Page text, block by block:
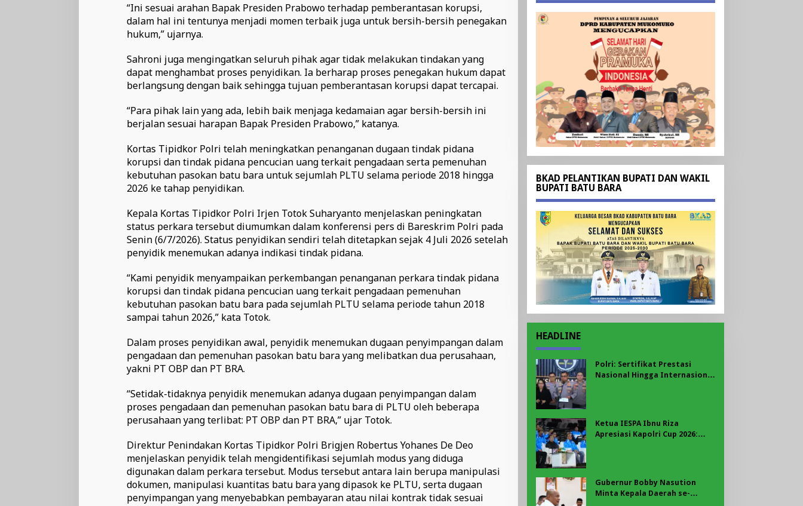
“Ini sesuai arahan Bapak Presiden Prabowo terhadap pemberantasan korupsi,
dalam hal ini tentunya menjadi momen terbaik juga untuk bersih-bersih penegakan
hukum,” ujarnya.
Sahroni juga mengingatkan seluruh pihak agar tidak melakukan tindakan yang
dapat menghambat proses penyidikan. Ia berharap proses penegakan hukum dapat
berlangsung dengan baik sehingga tujuan pemberantasan korupsi dapat tercapai.
“Para pihak lain yang ada, lebih baik menjaga kedamaian agar bersih-bersih ini
berjalan sesuai harapan Bapak Presiden Prabowo,” katanya.
Kortas Tipidkor Polri telah meningkatkan penanganan dugaan tindak pidana
korupsi dan tindak pidana pencucian uang terkait pengadaan serta pemenuhan
kebutuhan pasokan batu bara untuk sejumlah PLTU selama periode 2018 hingga
2026 ke tahap penyidikan.
Kepala Kortas Tipidkor Polri Irjen Totok Suharyanto menjelaskan peningkatan
status perkara tersebut diumumkan dalam konferensi pers di Bareskrim Polri pada
Senin (6/7/2026). Status penyidikan sendiri telah ditetapkan sejak 4 Juli 2026 setelah
penyidik menemukan adanya indikasi tindak pidana.
“Kami penyidik menyampaikan perkembangan penanganan perkara tindak pidana
korupsi dan tindak pidana pencucian uang terkait pengadaan pemenuhan
kebutuhan pasokan batu bara pada sejumlah PLTU selama periode tahun 2018
sampai tahun 2026,” kata Totok.
Dalam proses penyidikan awal, penyidik menemukan dugaan penyimpangan dalam
pengadaan dan pemenuhan pasokan batu bara yang melibatkan dua perusahaan,
yakni PT OBP dan PT BRA.
“Setidak-tidaknya penyidik menemukan adanya dugaan penyimpangan dalam
proses pengadaan dan pemenuhan pasokan batu bara di PLTU oleh beberapa
perusahaan yang terlibat: PT OBP dan PT BRA,” ujar Totok.
Direktur Penindakan Kortas Tipidkor Polri Brigjen Robertus Yohanes De Deo
menjelaskan penyidik telah mengidentifikasi sejumlah modus yang diduga
digunakan dalam perkara tersebut. Modus tersebut antara lain berupa manipulasi
dokumen, manipulasi kuantitas batu bara yang dipasok ke PLTU, serta dugaan
penyimpangan yang menyebabkan pembayaran atau nilai kontrak tidak sesuai
BKAD PELANTIKAN BUPATI DAN WAKIL
BUPATI BATU BARA
HEADLINE
Polri: Sertifikat Prestasi
Nasional Hingga Internasional
Ketua IESPA Ibnu Riza
Apresiasi Kapolri Cup 2026:
Gubernur Bobby Nasution
Minta Kepala Daerah se-